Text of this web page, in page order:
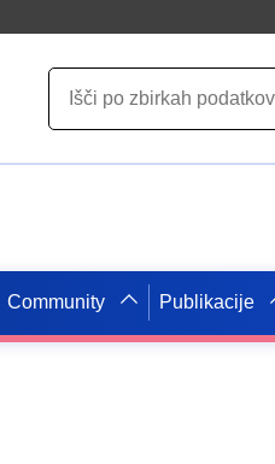
Community Publikacije